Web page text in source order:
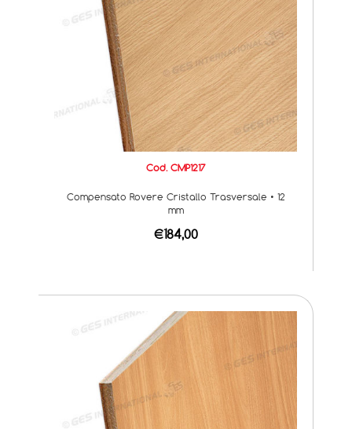
Cod. CMP1217
Compensato Rovere Cristallo Trasversale • 12
mm
€184,00